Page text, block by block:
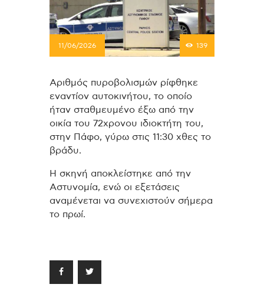
11/06/2026 139
Αριθμός πυροβολισμών ρίφθηκε
εναντίον αυτοκινήτου, το οποίο
ήταν σταθμευμένο έξω από την
οικία του 72χρονου ιδιοκτήτη του,
στην Πάφο, γύρω στις 11:30 χθες το
βράδυ.
Η σκηνή αποκλείστηκε από την
Αστυνομία, ενώ οι εξετάσεις
αναμένεται να συνεχιστούν σήμερα
το πρωί.